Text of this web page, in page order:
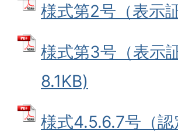
様式第2号（表示
様式第3号（表示
8.1KB)
様式4.5.6.7号（